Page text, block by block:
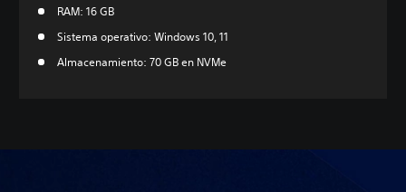
RAM: 16 GB
Sistema operativo: Windows 10, 11
Almacenamiento: 70 GB en NVMe